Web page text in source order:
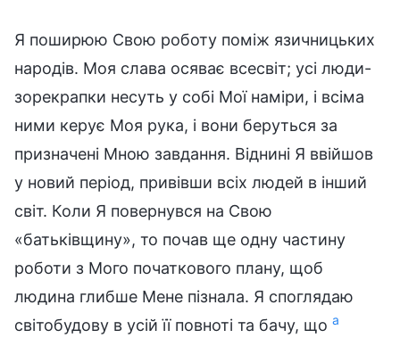
Я поширюю Свою роботу поміж язичницьких
народів. Моя слава осяває всесвіт; усі люди-
зорекрапки несуть у собі Мої наміри, і всіма
ними керує Моя рука, і вони беруться за
призначені Мною завдання. Віднині Я ввійшов
у новий період, привівши всіх людей в інший
світ. Коли Я повернувся на Свою
«батьківщину», то почав ще одну частину
роботи з Мого початкового плану, щоб
людина глибше Мене пізнала. Я споглядаю
світобудову в усій її повноті та бачу, що a